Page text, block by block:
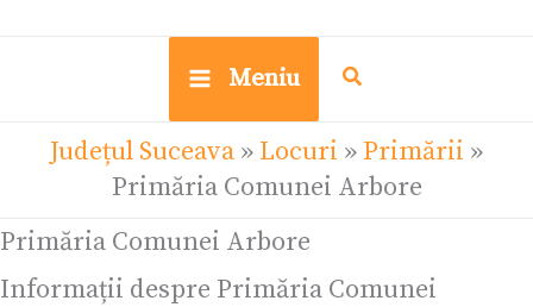
Meniu
Județul Suceava » Locuri » Primării »
Primăria Comunei Arbore
Primăria Comunei Arbore
Informații despre Primăria Comunei